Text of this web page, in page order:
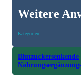
Weitere
Kategorien
Blutzuckersenkende